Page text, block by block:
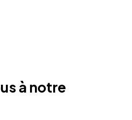
à notre